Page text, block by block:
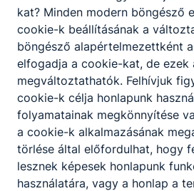
Tolna Vármegyei SZC
Szakképző Iskola
kat? Minden modern böngésző
cookie-k beállításának a
böngésző alapértelmezettként
elfogadja a cookie-kat, de ezek
megváltoztathatók. Felhívjuk
cookie-k célja honlapunk
folyamatainak megkönnyítése
a cookie-k alkalmazásának
törlése által előfordulhat, hogy
lesznek képesek honlapunk
használatára, vagy a honlap a